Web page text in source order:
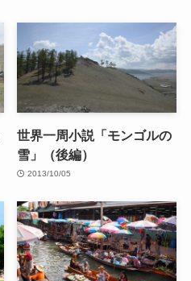
世界一周小説「モンゴルの
雪」（後編）
2013/10/05